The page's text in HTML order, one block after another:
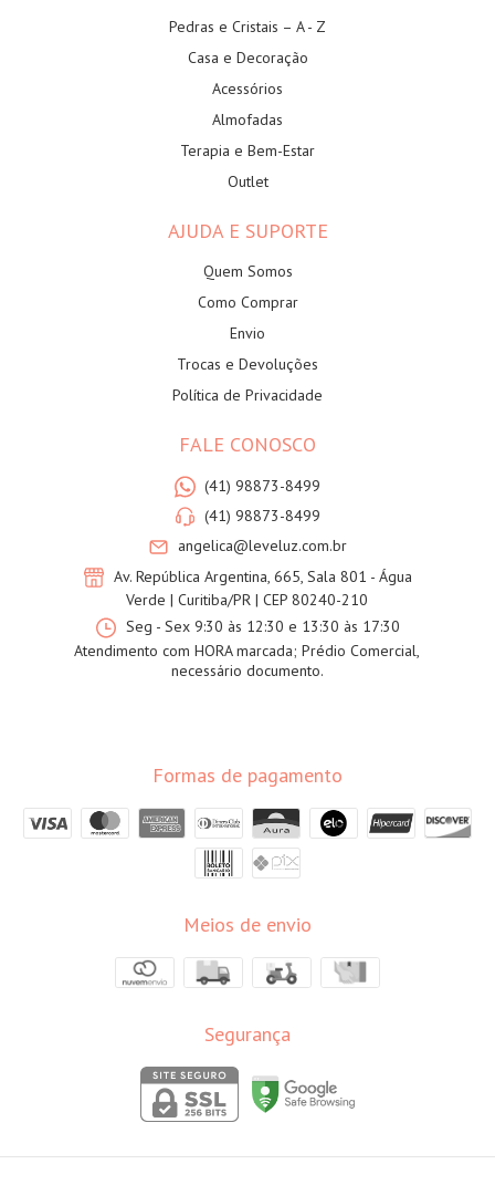
Pedras e Cristais – A - Z
Casa e Decoração
Acessórios
Almofadas
Terapia e Bem-Estar
Outlet
AJUDA E SUPORTE
Quem Somos
Como Comprar
Envio
Trocas e Devoluções
Política de Privacidade
FALE CONOSCO
(41) 98873-8499
(41) 98873-8499
angelica@leveluz.com.br
Av. República Argentina, 665, Sala 801 - Água
Verde | Curitiba/PR | CEP 80240-210
Seg - Sex 9:30 às 12:30 e 13:30 às 17:30
Atendimento com HORA marcada; Prédio Comercial,
necessário documento.
Formas de pagamento
Meios de envio
Segurança